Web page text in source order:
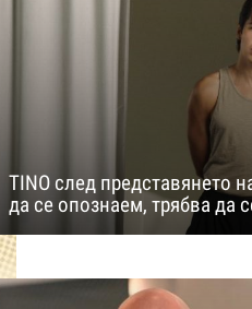
TINO след представянето
да се опознаем, трябва да